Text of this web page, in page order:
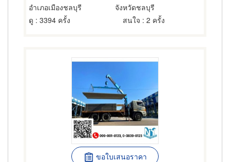
อำเภอเมืองชลบุรี
จังหวัดชลบุรี
ดู : 3394 ครั้ง สนใจ : 2 ครั้ง
ขอใบเสนอราคา